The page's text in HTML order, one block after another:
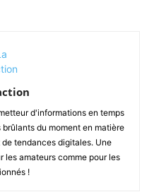
d'informations en temps
du moment en matière
tendances digitales. Une
les amateurs comme pour les
!